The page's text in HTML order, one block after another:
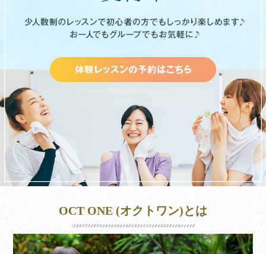
OCT ONE (オクトワン)とは